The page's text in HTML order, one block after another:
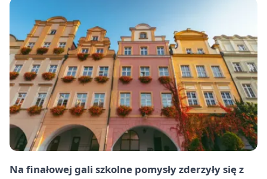
Na finałowej gali szkolne pomysły zderzyły się z